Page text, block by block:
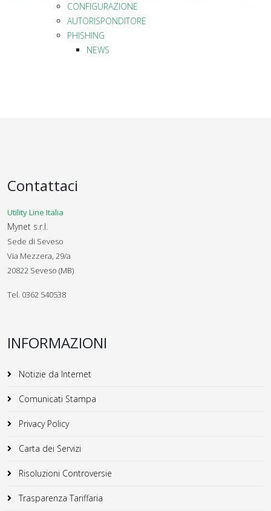
CONFIGURAZIONE
AUTORISPONDITORE
PHISHING
NEWS
Contattaci
Utility Line Italia
Mynet s.r.l.
Sede di Seveso
Via Mezzera, 29/a
20822 Seveso (MB)
Tel. 0362 540538
INFORMAZIONI
Notizie da Internet
Comunicati Stampa
Privacy Policy
Carta dei Servizi
Risoluzioni Controversie
Trasparenza Tariffaria